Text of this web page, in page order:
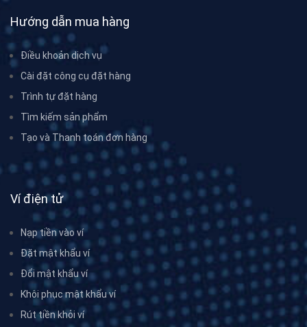
Hướng dẫn mua hàng
Điều khoản dịch vụ
Cài đặt công cụ đặt hàng
Trình tự đặt hàng
Tìm kiếm sản phẩm
Tạo và Thanh toán đơn hàng
Ví điện tử
Nạp tiền vào ví
Đặt mật khẩu ví
Đổi mật khẩu ví
Khôi phục mật khẩu ví
Rút tiền khỏi ví